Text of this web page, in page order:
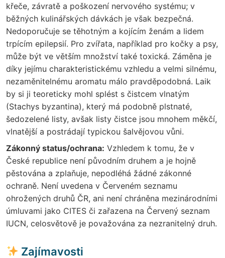
křeče, závratě a poškození nervového systému; v
běžných kulinářských dávkách je však bezpečná.
Nedoporučuje se těhotným a kojícím ženám a lidem
trpícím epilepsií. Pro zvířata, například pro kočky a psy,
může být ve větším množství také toxická. Záměna je
díky jejímu charakteristickému vzhledu a velmi silnému,
nezaměnitelnému aromatu málo pravděpodobná. Laik
by si ji teoreticky mohl splést s čistcem vlnatým
(Stachys byzantina), který má podobně plstnaté,
šedozelené listy, avšak listy čistce jsou mnohem měkčí,
vlnatější a postrádají typickou šalvějovou vůni.
Zákonný status/ochrana: Vzhledem k tomu, že v
České republice není původním druhem a je hojně
pěstována a zplaňuje, nepodléhá žádné zákonné
ochraně. Není uvedena v Červeném seznamu
ohrožených druhů ČR, ani není chráněna mezinárodními
úmluvami jako CITES či zařazena na Červený seznam
IUCN, celosvětově je považována za nezranitelný druh.
Zajímavosti